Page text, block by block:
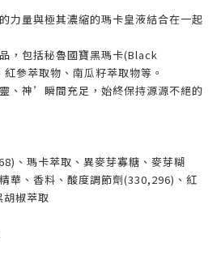
力量與極其濃縮的瑪卡皇液結合在一起
，包括秘魯國寶黑瑪卡(Black
參萃取物、南瓜籽萃取物等。
、神’瞬間充足，始終保持源源不絕的
、瑪卡萃取、異麥芽寡糖、麥芽糊
華、香料、酸度調節劑(330,296)、紅
椒萃取